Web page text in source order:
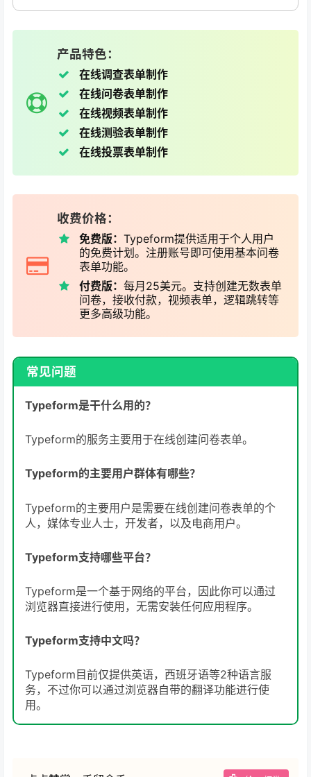
产品特色：
在线调查表单制作
在线问卷表单制作
在线视频表单制作
在线测验表单制作
在线投票表单制作
收费价格：
免费版： Typeform提供适用于个人用户
的免费计划。注册账号即可使用基本问卷
表单功能。
付费版： 每月25美元。支持创建无数表单
问卷，接收付款，视频表单，逻辑跳转等
更多高级功能。
常见问题
Typeform是干什么用的？
Typeform的服务主要用于在线创建问卷表单。
Typeform的主要用户群体有哪些？
Typeform的主要用户是需要在线创建问卷表单的个
人，媒体专业人士，开发者，以及电商用户。
Typeform支持哪些平台？
Typeform是一个基于网络的平台，因此你可以通过
浏览器直接进行使用，无需安装任何应用程序。
Typeform支持中文吗？
Typeform目前仅提供英语，西班牙语等2种语言服
务，不过你可以通过浏览器自带的翻译功能进行使
用。